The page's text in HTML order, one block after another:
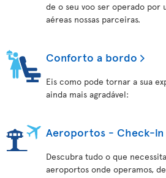
de o seu voo ser operado por
aéreas nossas parceiras.
Conforto a bordo
Eis como pode tornar a sua
ainda mais agradável:
Aeroportos - Check-in
Descubra tudo o que
aeroportos onde operamos,